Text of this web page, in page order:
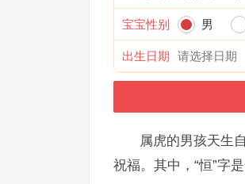
宝宝性别 男
出生日期
属虎的男孩天生
祝福。其中，“恒”字